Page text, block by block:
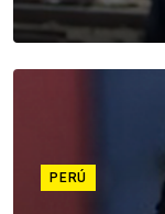
PERÚ